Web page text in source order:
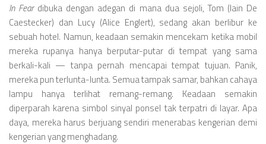
In Feardibuka dengan adegan di mana dua sejoli, Tom (Iain De
Caestecker) dan Lucy (Alice Englert), sedang akan berlibur ke
sebuah hotel. Namun, keadaan semakin mencekam ketika mobil
mereka rupanya hanya berputar-putar di tempat yang sama
berkali-kali — tanpa pernah mencapai tempat tujuan. Panik,
mereka pun terlunta-lunta. Semua tampak samar, bahkan cahaya
lampu hanya terlihat remang-remang. Keadaan semakin
diperparah karena simbol sinyal ponsel tak terpatri di layar. Apa
daya, mereka harus berjuang sendiri menerabas kengerian demi
kengerian yang menghadang.